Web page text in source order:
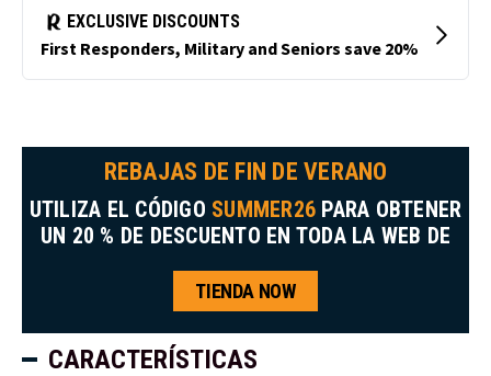
REBAJAS DE FIN DE VERANO
UTILIZA EL CÓDIGO SUMMER26 PARA OBTENER
UN 20 % DE DESCUENTO EN TODA LA WEB DE
TIENDA NOW
CARACTERÍSTICAS